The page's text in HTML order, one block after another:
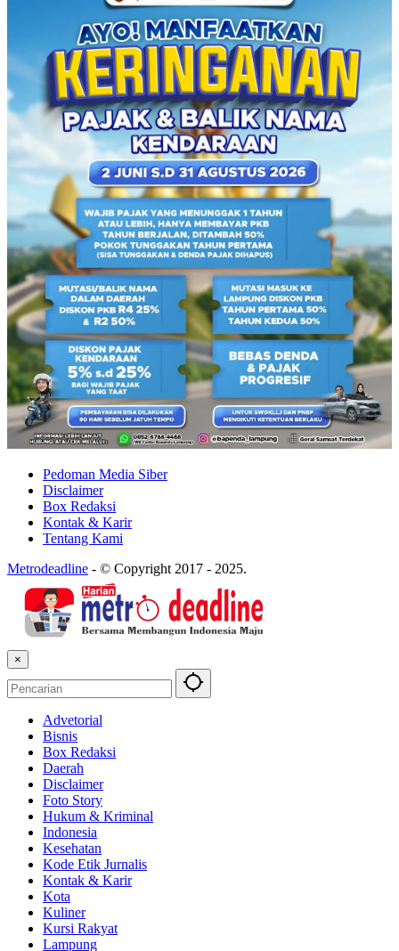
Pedoman Media Siber
Disclaimer
Box Redaksi
Kontak & Karir
Tentang Kami
Metrodeadline - © Copyright 2017 - 2025.
×
Advetorial
Bisnis
Box Redaksi
Daerah
Disclaimer
Foto Story
Hukum & Kriminal
Indonesia
Kesehatan
Kode Etik Jurnalis
Kontak & Karir
Kota
Kuliner
Kursi Rakyat
Lampung